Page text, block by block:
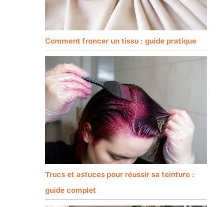
Comment froncer un tissu : guide pratique
Trucs et astuces pour réussir sa teinture :
guide complet